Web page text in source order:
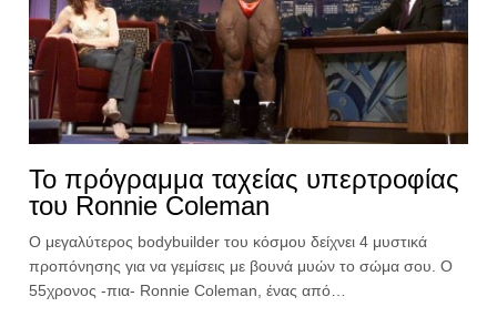
To πρόγραμμα ταχείας υπερτροφίας
του Ronnie Coleman
Ο μεγαλύτερος bodybuilder του κόσμου δείχνει 4 μυστικά
προπόνησης για να γεμίσεις με βουνά μυών το σώμα σου. Ο
55χρονος -πια- Ronnie Coleman, ένας από…